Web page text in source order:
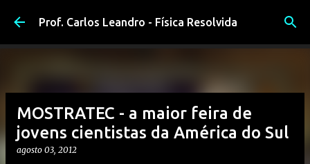
Pular para o conteúdo principal
Prof. Carlos Leandro - Física Resolvida
MOSTRATEC - a maior feira de
jovens cientistas da América do Sul
agosto 03, 2012